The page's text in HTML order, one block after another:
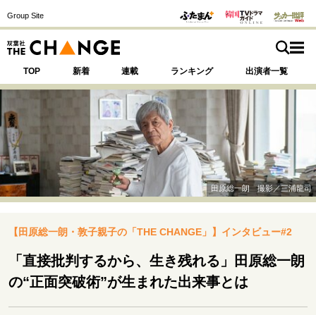
Group Site
TOP 新着 連載 ランキング 出演者一覧
SPECIAL 注目の記事テーマで探す
運命を変えた出会い 決断の裏側
挫折からの再起
表現者の葛藤
人生が動いた日 10代の挫折と原点
田原総一朗 撮影／三浦龍司
【田原総一朗・敦子親子の「THE CHANGE」】インタビュー#2
「直接批判するから、生き残れる」田原総一朗
の“正面突破術”が生まれた出来事とは